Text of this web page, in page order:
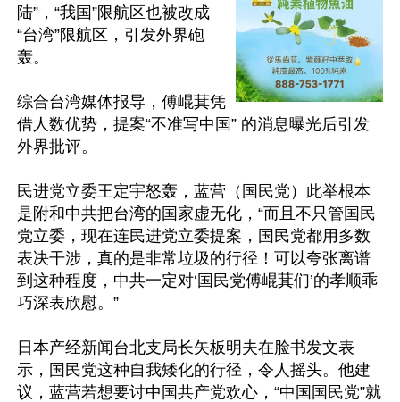
陆”，“我国”限航区也被改成
“台湾”限航区，引发外界砲
轰。
综合台湾媒体报导，傅崐萁凭
借人数优势，提案“不准写中国” 的消息曝光后引发
外界批评。
民进党立委王定宇怒轰，蓝营（国民党）此举根本
是附和中共把台湾的国家虚无化，“而且不只管国民
党立委，现在连民进党立委提案，国民党都用多数
表决干涉，真的是非常垃圾的行径！可以夸张离谱
到这种程度，中共一定对‘国民党傅崐萁们’的孝顺乖
巧深表欣慰。”
日本产经新闻台北支局长矢板明夫在脸书发文表
示，国民党这种自我矮化的行径，令人摇头。他建
议，蓝营若想要讨中国共产党欢心，“中国国民党”就